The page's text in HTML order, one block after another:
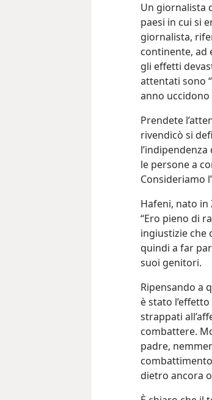
Un giornalista
paesi in cui si
giornalista,
continente, ad
gli effetti
attentati sono
anno
Prendete
rivendicò si
le persone a
Consideriamo
Hafeni, nato
“Ero pieno di
ingiustizie che
quindi a far
suoi genitori.
Ripensando a
è stato
strappati
combattere.
padre,
dietro ancora